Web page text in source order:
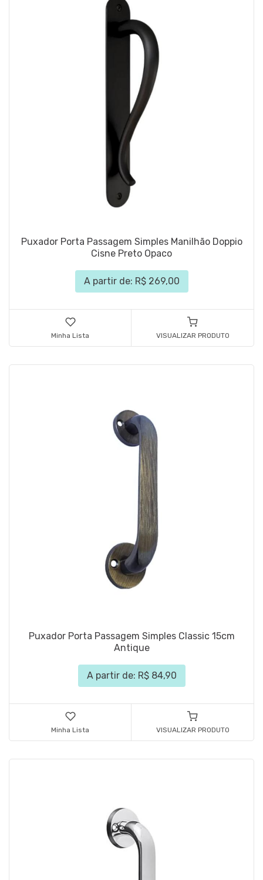
Puxador Porta Passagem Simples Manilhão Doppio
Cisne Preto Opaco
A partir de: R$ 269,00
Minha Lista VISUALIZAR PRODUTO
Puxador Porta Passagem Simples Classic 15cm
Antique
A partir de: R$ 84,90
Minha Lista VISUALIZAR PRODUTO